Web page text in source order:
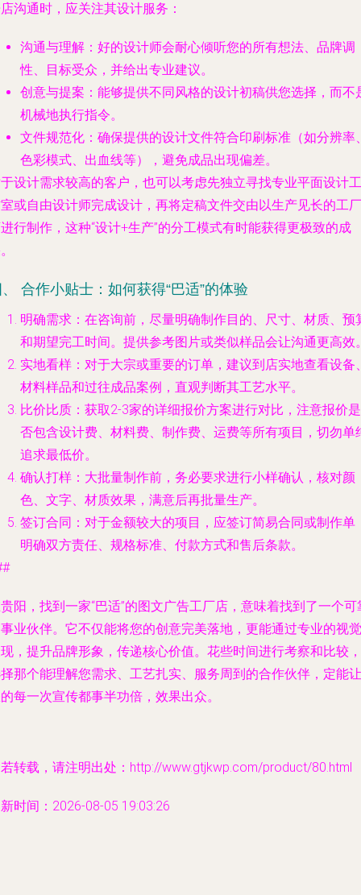
沟通时，应关注其设计服务：
沟通与理解 ：好的设计师会耐心倾听您的所有想法、品牌调
性、目标受众，并给出专业建议。
创意与提案 ：能够提供不同风格的设计初稿供您选择，而不
机械地执行指令。
文件规范化 ：确保提供的设计文件符合印刷标准（如分辨率
色彩模式、出血线等），避免成品出现偏差。
设计需求较高的客户，也可以考虑先独立寻找专业平面设计工
或自由设计师完成设计，再将定稿文件交由以生产见长的工厂
行制作，这种“设计+生产”的分工模式有时能获得更极致的成
合作小贴士：如何获得“巴适”的体验
明确需求 ：在咨询前，尽量明确制作目的、尺寸、材质、预
和期望完工时间。提供参考图片或类似样品会让沟通更高效
实地看样 ：对于大宗或重要的订单，建议到店实地查看设备
材料样品和过往成品案例，直观判断其工艺水平。
比价比质 ：获取2-3家的详细报价方案进行对比，注意报价是
否包含设计费、材料费、制作费、运费等所有项目，切勿单
追求最低价。
确认打样 ：大批量制作前，务必要求进行小样确认，核对颜
色、文字、材质效果，满意后再批量生产。
签订合同 ：对于金额较大的项目，应签订简易合同或制作单
明确双方责任、规格标准、付款方式和售后条款。
阳，找到一家“巴适”的图文广告工厂店，意味着找到了一个可
业伙伴。它不仅能将您的创意完美落地，更能通过专业的视觉
，提升品牌形象，传递核心价值。花些时间进行考察和比较，
那个能理解您需求、工艺扎实、服务周到的合作伙伴，定能让
每一次宣传都事半功倍，效果出众。
转载，请注明出处：http://www.gtjkwp.com/product/80.html
时间：2026-08-05 19:03:26